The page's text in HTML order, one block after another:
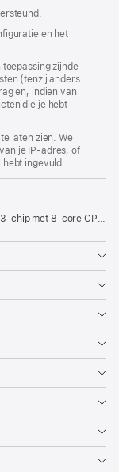
en het
zijnde
(tenzij anders
en, indien van
die je hebt
laten zien. We
je IP-adres, of
hebt ingevuld.
en 10‑core GPU - Spacegrijs